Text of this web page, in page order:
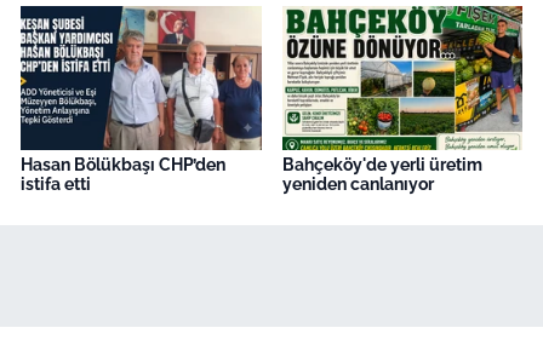
Hasan Bölükbaşı CHP’den
istifa etti
Bahçeköy'de yerli üretim
yeniden canlanıyor